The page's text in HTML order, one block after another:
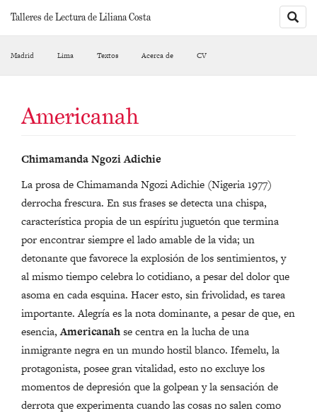
Toggle
sarch
Talleres de Lectura de Liliana Costa
Madrid Lima Textos Acerca de CV
Americanah
Chimamanda Ngozi Adichie
La prosa de Chimamanda Ngozi Adichie (Nigeria 1977)
derrocha frescura. En sus frases se detecta una chispa,
característica propia de un espíritu juguetón que termina
por encontrar siempre el lado amable de la vida; un
detonante que favorece la explosión de los sentimientos, y
al mismo tiempo celebra lo cotidiano, a pesar del dolor que
asoma en cada esquina. Hacer esto, sin frivolidad, es tarea
importante. Alegría es la nota dominante, a pesar de que, en
esencia,Americanahse centra en la lucha de una
inmigrante negra en un mundo hostil blanco. Ifemelu, la
protagonista, posee gran vitalidad, esto no excluye los
momentos de depresión que la golpean y la sensación de
derrota que experimenta cuando las cosas no salen como